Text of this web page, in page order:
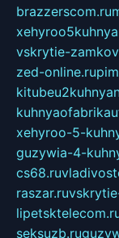
brazzerscom.ru
vskrytie-
zed-online.ru
xehyroo-5-
guzywia-4-
cs68.ru
raszar.ru
seksuzb.ru